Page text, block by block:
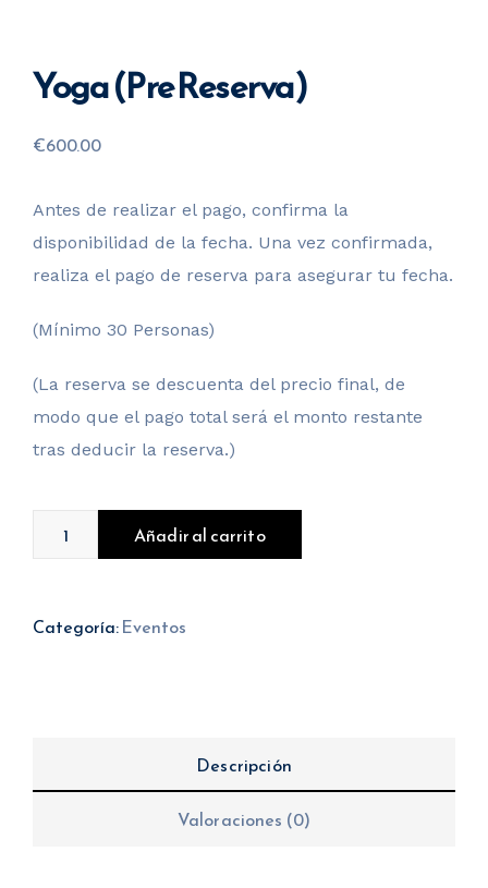
Yoga (Pre Reserva)
€600.00
Antes de realizar el pago, confirma la
disponibilidad de la fecha. Una vez confirmada,
realiza el pago de reserva para asegurar tu fecha.
(Mínimo 30 Personas)
(La reserva se descuenta del precio final, de
modo que el pago total será el monto restante
tras deducir la reserva.)
Añadir al carrito
Categoría:Eventos
Descripción
Valoraciones (0)